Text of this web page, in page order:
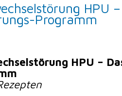
HPU
Programm
HPU –